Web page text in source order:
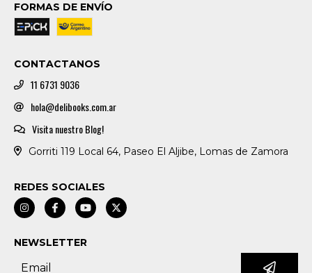
FORMAS DE ENVÍO
CONTACTANOS
11 6731 9036
hola@delibooks.com.ar
Visita nuestro Blog!
Gorriti 119 Local 64, Paseo El Aljibe, Lomas de Zamora
REDES SOCIALES
NEWSLETTER